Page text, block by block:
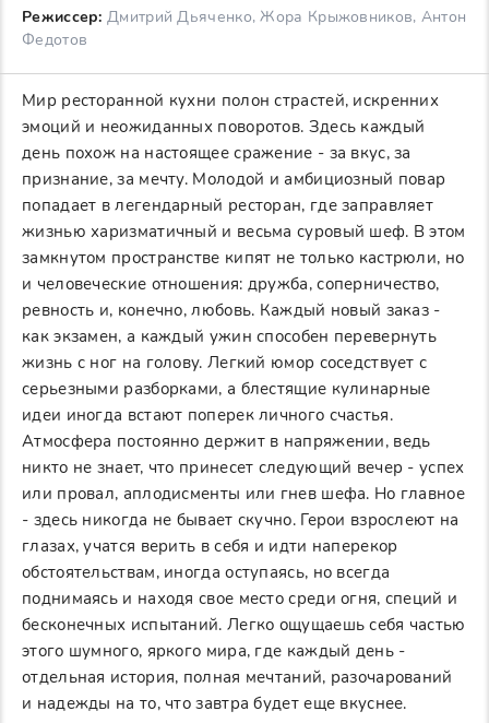
Режиссер: Дмитрий Дьяченко, Жора Крыжовников, Антон
Федотов
Мир ресторанной кухни полон страстей, искренних
эмоций и неожиданных поворотов. Здесь каждый
день похож на настоящее сражение - за вкус, за
признание, за мечту. Молодой и амбициозный повар
попадает в легендарный ресторан, где заправляет
жизнью харизматичный и весьма суровый шеф. В этом
замкнутом пространстве кипят не только кастрюли, но
и человеческие отношения: дружба, соперничество,
ревность и, конечно, любовь. Каждый новый заказ -
как экзамен, а каждый ужин способен перевернуть
жизнь с ног на голову. Легкий юмор соседствует с
серьезными разборками, а блестящие кулинарные
идеи иногда встают поперек личного счастья.
Атмосфера постоянно держит в напряжении, ведь
никто не знает, что принесет следующий вечер - успех
или провал, аплодисменты или гнев шефа. Но главное
- здесь никогда не бывает скучно. Герои взрослеют на
глазах, учатся верить в себя и идти наперекор
обстоятельствам, иногда оступаясь, но всегда
поднимаясь и находя свое место среди огня, специй и
бесконечных испытаний. Легко ощущаешь себя частью
этого шумного, яркого мира, где каждый день -
отдельная история, полная мечтаний, разочарований
и надежды на то, что завтра будет еще вкуснее.